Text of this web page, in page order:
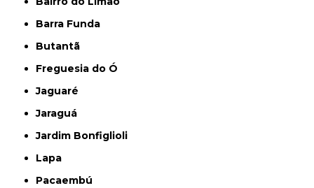
Barra Funda
Butantã
Freguesia do Ó
Jaguaré
Jaraguá
Jardim Bonfiglioli
Lapa
Pacaembú